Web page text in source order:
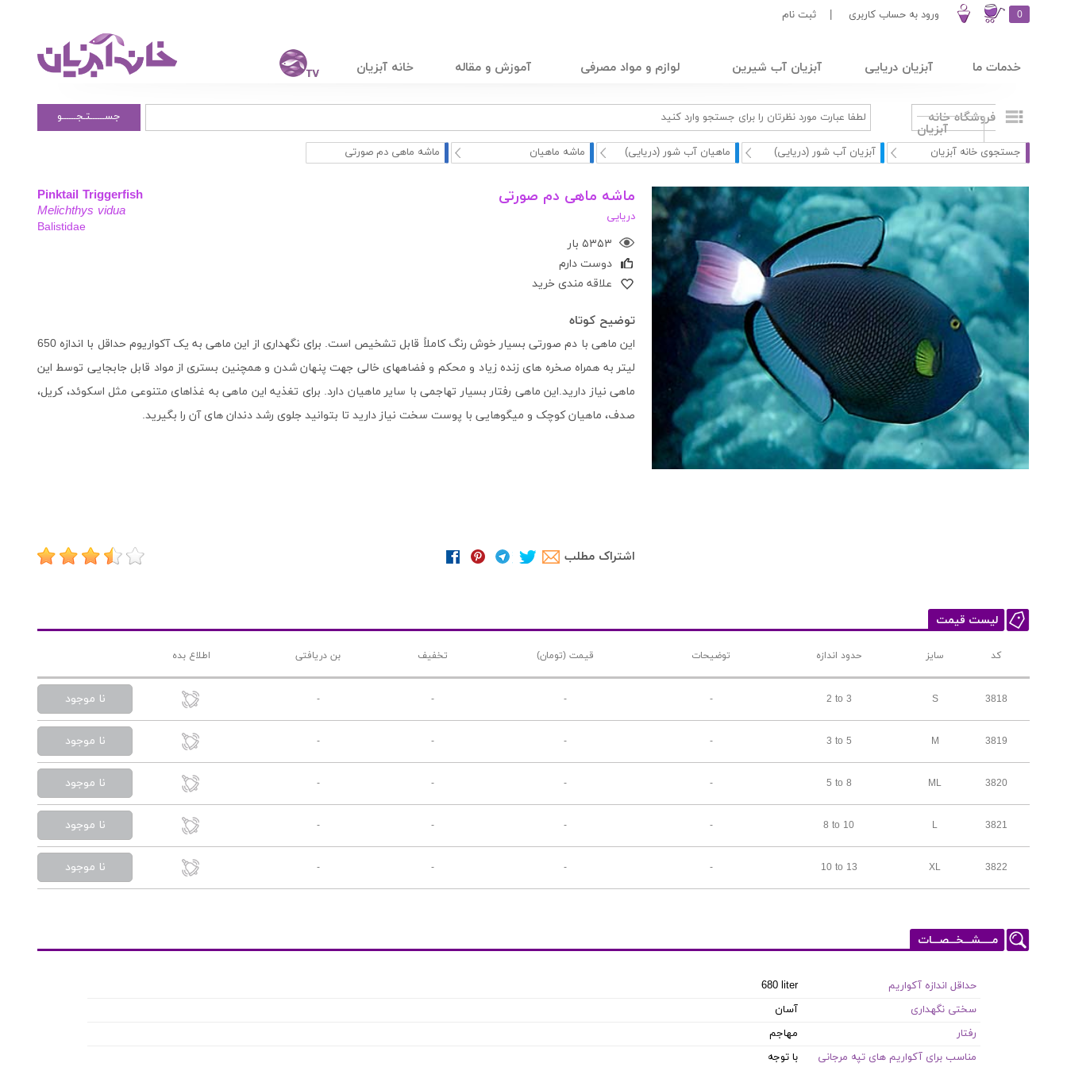
0 ورود به حساب کاربری ثبت نام
خدمات ما آبزیان دریایی آبزیان آب شیرین لوازم و مواد مصرفی آموزش و مقاله خانه آبزیان
فروشگاه خانه
آبزیان
جســــــتـجــــــو
جستجوی خانه آبزیان آبزیان آب شور (دریایی) ماهیان آب شور (دریایی) ماشه ماهیان ماشه ماهی دم صورتی
ماشه ماهی دم صورتی
دریایی
۵۳۵۳ بار
دوست دارم
علاقه مندی خرید
Pinktail Triggerfish
Melichthys vidua
Balistidae
توضیح کوتاه
این ماهی با دم صورتی بسیار خوش رنگ کاملاً قابل تشخیص است. برای نگهداری از این ماهی به يک آکواریوم حداقل با اندازه 650
لیتر به همراه صخره های زنده زیاد و محکم و فضاههای خالی جهت پنهان شدن و همچنین بستری از مواد قابل جابجایی توسط این
ماهی نیاز دارید.این ماهی رفتار بسیار تهاجمی با سایر ماهیان دارد. برای تغذیه این ماهی به غذاهای متنوعی مثل اسکوئد، کریل،
صدف، ماهیان کوچک و میگوهایی با پوست سخت نیاز دارید تا بتوانید جلوی رشد دندان های آن را بگیرید.
اشتراک مطلب
لیست قیمت
کد سایز حدود اندازه توضیحات قیمت (تومان) تخفیف بن دریافتی اطلاع بده
3818
S
2 to 3
-
-
-
- نا موجود
3819
M
3 to 5
-
-
-
- نا موجود
3820
ML
5 to 8
-
-
-
- نا موجود
3821
L
8 to 10
-
-
-
- نا موجود
3822
XL
10 to 13
-
-
-
- نا موجود
مـــــشـــخـــصـــات
حداقل اندازه آکواریم
680 liter
سختی نگهداری
آسان
رفتار
مهاجم
مناسب برای آکواریم های تپه مرجانی
با توجه